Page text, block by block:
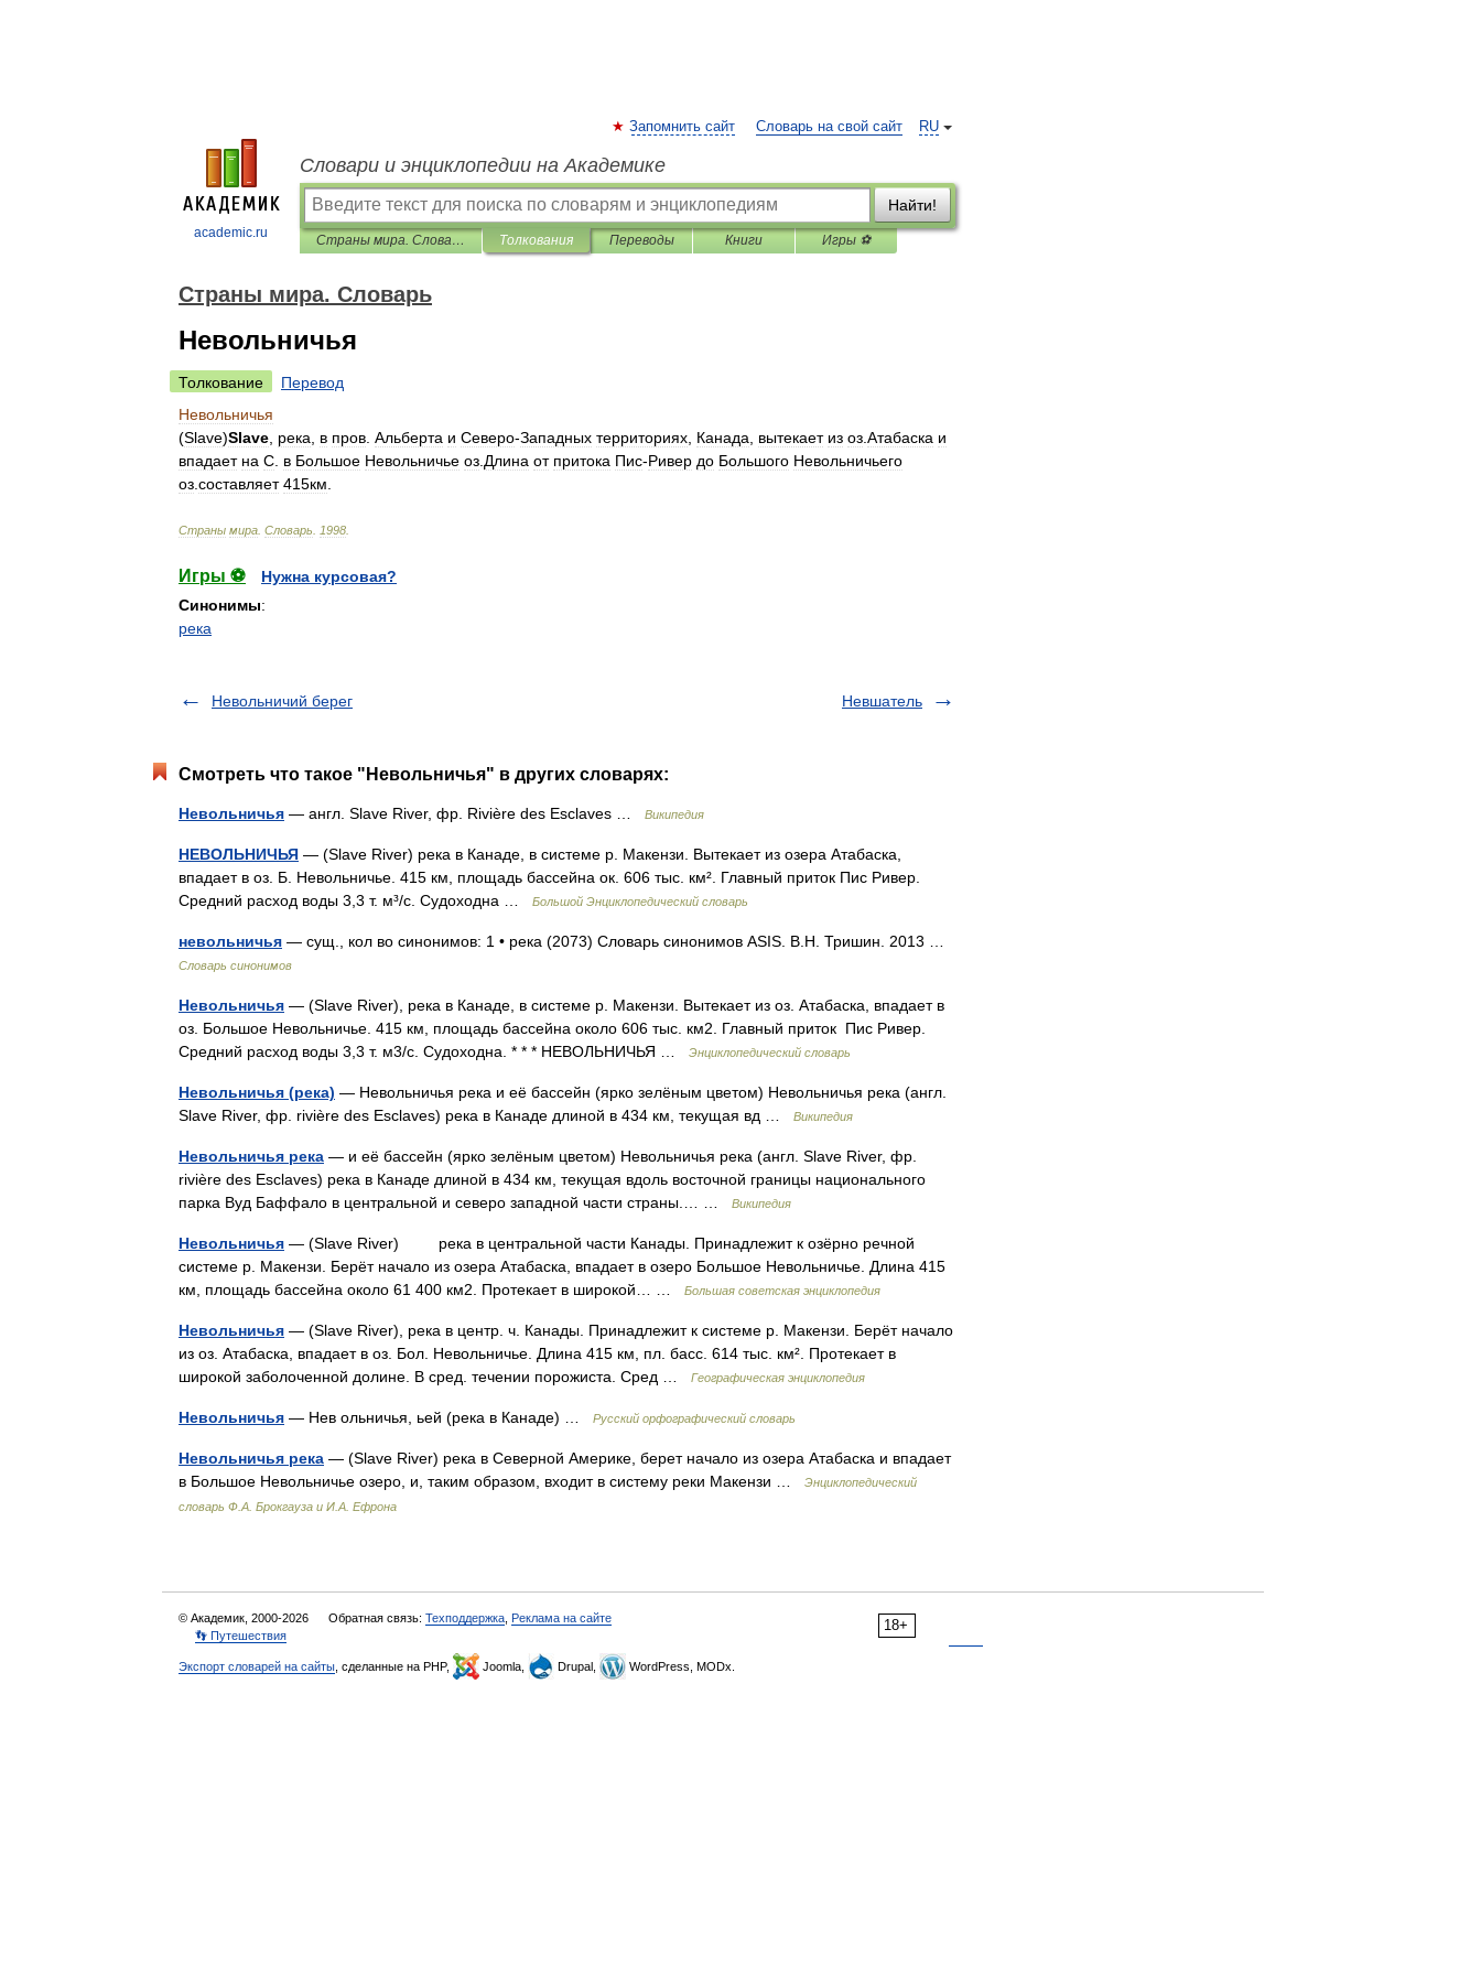
academic.ru
RU
Запомнить сайт Словарь на свой сайт
Словари и энциклопедии на Академике
Найти!
Страны мира. Словарь Толкования Переводы Книги Игры ⚽
Страны мира. Словарь
Невольничья
Толкование
Перевод
Невольничья
(Slave)Slave река в пров Альберта и Северо-Западных территориях Канада вытекает из оз Атабаска и
впадает на С в Большое Невольничье оз Длина от притока Пис-Ривер до Большого Невольничьего
оз составляет 415км
Страны мира Словарь 1998
Игры ⚽
Нужна курсовая?
Синонимы:
река
Невольничий берег Невшатель
Смотреть что такое "Невольничья" в других словарях:
Невольничья — англ. Slave River, фр. Rivière des Esclaves … Википедия
НЕВОЛЬНИЧЬЯ — (Slave River) река в Канаде, в системе р. Макензи. Вытекает из озера Атабаска,
впадает в оз. Б. Невольничье. 415 км, площадь бассейна ок. 606 тыс. км². Главный приток Пис Ривер.
Средний расход воды 3,3 т. м³/с. Судоходна …
Большой Энциклопедический словарь
невольничья — сущ., кол во синонимов: 1 • река (2073) Словарь синонимов ASIS. В.Н. Тришин. 2013 …
Словарь синонимов
Невольничья — (Slave River), река в Канаде, в системе р. Макензи. Вытекает из оз. Атабаска, впадает в
оз. Большое Невольничье. 415 км, площадь бассейна около 606 тыс. км2. Главный приток Пис Ривер.
Средний расход воды 3,3 т. м3/с. Судоходна. * * * НЕВОЛЬНИЧЬЯ …
Энциклопедический словарь
Невольничья (река) — Невольничья река и её бассейн (ярко зелёным цветом) Невольничья река (англ.
Slave River, фр. rivière des Esclaves) река в Канаде длиной в 434 км, текущая вд …
Википедия
Невольничья река — и её бассейн (ярко зелёным цветом) Невольничья река (англ. Slave River, фр.
rivière des Esclaves) река в Канаде длиной в 434 км, текущая вдоль восточной границы национального
парка Вуд Баффало в центральной и северо западной части страны.… …
Википедия
Невольничья — (Slave River) река в центральной части Канады. Принадлежит к озёрно речной
системе р. Макензи. Берёт начало из озера Атабаска, впадает в озеро Большое Невольничье. Длина 415
км, площадь бассейна около 61 400 км2. Протекает в широкой… …
Большая советская энциклопедия
Невольничья — (Slave River), река в центр. ч. Канады. Принадлежит к системе р. Макензи. Берёт начало
из оз. Атабаска, впадает в оз. Бол. Невольничье. Длина 415 км, пл. басс. 614 тыс. км². Протекает в
широкой заболоченной долине. В сред. течении порожиста. Сред …
Географическая энциклопедия
Невольничья — Нев ольничья, ьей (река в Канаде) … Русский орфографический словарь
Невольничья река — (Slave River) река в Северной Америке, берет начало из озера Атабаска и впадает
в Большое Невольничье озеро, и, таким образом, входит в систему реки Макензи …
Энциклопедический
словарь Ф.А. Брокгауза и И.А. Ефрона
18+
© Академик, 2000-2026 Обратная связь: Техподдержка Реклама на сайте
👣 Путешествия
Экспорт словарей на сайты , сделанные на PHP, Joomla, Drupal, WordPress, MODx.